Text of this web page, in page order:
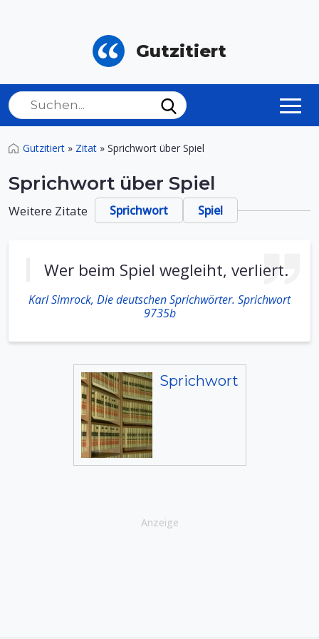
Gutzitiert
Gutzitiert » Zitat » Sprichwort über Spiel
Sprichwort über Spiel
Weitere Zitate Sprichwort Spiel
Wer beim Spiel wegleiht, verliert.
Karl Simrock, Die deutschen Sprichwörter. Sprichwort
9735b
Sprichwort
Anzeige